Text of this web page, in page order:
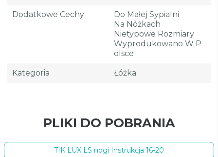
Dodatkowe Cechy
Do Małej Sypialni
Na Nóżkach
Nietypowe Rozmiary
Wyprodukowano W P
Olsce
Kategoria Łóżka
PLIKI DO POBRANIA
TIK LUX LS nogi Instrukcja 16-20